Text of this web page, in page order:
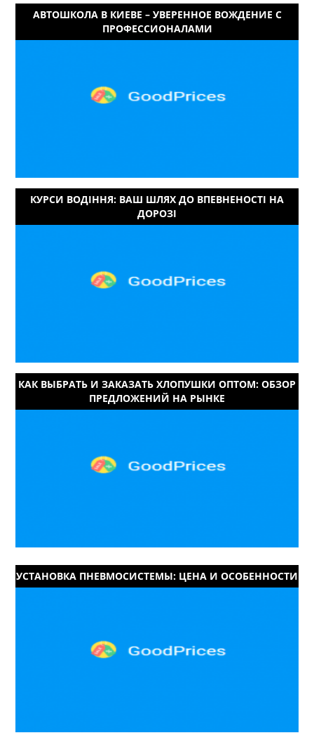
АВТОШКОЛА В КИЕВЕ – УВЕРЕННОЕ ВОЖДЕНИЕ С
ПРОФЕССИОНАЛАМИ
КУРСИ ВОДІННЯ: ВАШ ШЛЯХ ДО ВПЕВНЕНОСТІ НА
ДОРОЗІ
КАК ВЫБРАТЬ И ЗАКАЗАТЬ ХЛОПУШКИ ОПТОМ: ОБЗОР
ПРЕДЛОЖЕНИЙ НА РЫНКЕ
УСТАНОВКА ПНЕВМОСИСТЕМЫ: ЦЕНА И ОСОБЕННОСТИ